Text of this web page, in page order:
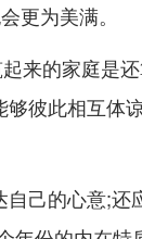
更为美满。
来的家庭是
彼此相互体
己的心意;还